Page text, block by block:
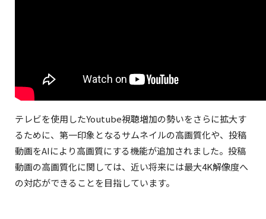
テレビを使用したYoutube視聴増加の勢いをさらに拡大す
るために、第一印象となるサムネイルの高画質化や、投稿
動画をAIにより高画質にする機能が追加されました。投稿
動画の高画質化に関しては、近い将来には最大4K解像度へ
の対応ができることを目指しています。